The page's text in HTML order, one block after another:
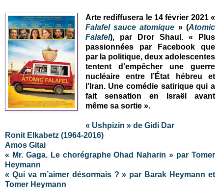
Arte rediffusera le 14 février 2021«
Falafel sauce atomique » (Atomic
Falafel), par Dror Shaul. « Plus
passionnées par Facebook que
par la politique, deux adolescentes
tentent d'empêcher une guerre
nucléaire entre l’État hébreu et
l’Iran. Une comédie satirique qui a
fait sensation en Israël avant
même sa sortie ».
« Ushpizin » de Gidi Dar
Ronit Elkabetz (1964-2016)
Amos Gitai
« Mr. Gaga. Le chorégraphe Ohad Naharin » par Tomer
Heymann
« Qui va m’aimer désormais ? » par Barak Heymann et
Tomer Heymann